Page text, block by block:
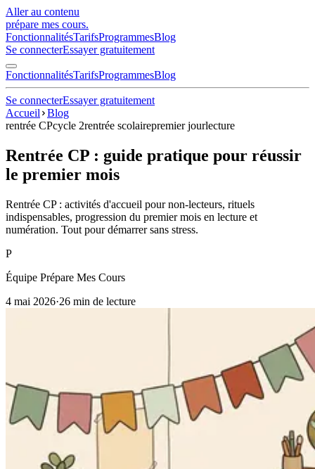
Aller au contenu
prépare mes cours.
FonctionnalitésTarifsProgrammesBlog
Se connecterEssayer gratuitement
FonctionnalitésTarifsProgrammesBlog
Se connecterEssayer gratuitement
Accueil
Blog
rentrée CPcycle 2rentrée scolairepremier jourlecture
Rentrée CP : guide pratique pour réussir
le premier mois
Rentrée CP : activités d'accueil pour non-lecteurs, rituels
indispensables, progression du premier mois en lecture et
numération. Tout pour démarrer sans stress.
P
Équipe Prépare Mes Cours
4 mai 2026·26 min de lecture